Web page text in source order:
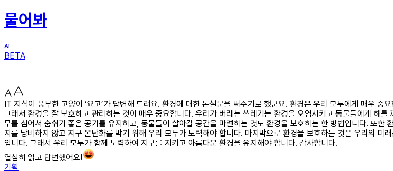
물어봐
BETA
IT 지식이 풍부한 고양이 ‘요고’가 답변해 드려요. 환경에 대한 논설문을 써주기로 했군요. 환경은 우리 모두에게 매우
그래서 환경을 잘 보호하고 관리하는 것이 매우 중요합니다. 우리가 버리는 쓰레기는 환경을 오염시키고 동물들에게 해
무를 심어서 숨쉬기 좋은 공기를 유지하고, 동물들이 살아갈 공간을 마련하는 것도 환경을 보호하는 한 방법입니다. 또한
지를 낭비하지 않고 지구 온난화를 막기 위해 우리 모두가 노력해야 합니다. 마지막으로 환경을 보호하는 것은 우리의
입니다. 그래서 우리 모두가 함께 노력하여 지구를 지키고 아름다운 환경을 유지해야 합니다. 감사합니다.
열심히 읽고 답변했어요!
기획